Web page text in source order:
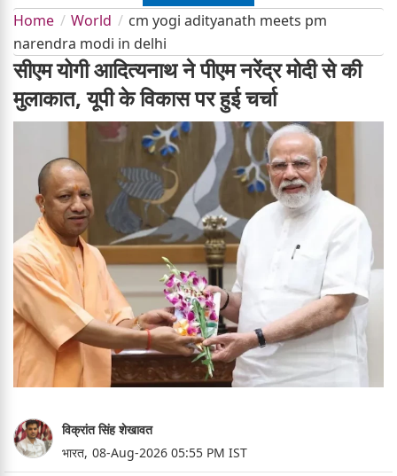
Home World
cm yogi adityanath meets pm
narendra modi in delhi
सीएम योगी आदित्यनाथ ने पीएम नरेंद्र मोदी से की
मुलाकात, यूपी के विकास पर हुई चर्चा
विक्रांत सिंह शेखावत
भारत, 08-Aug-2026 05:55 PM IST